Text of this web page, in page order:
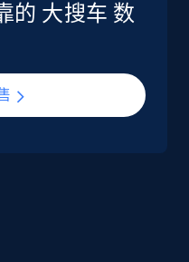
and more.
的 大搜车 数